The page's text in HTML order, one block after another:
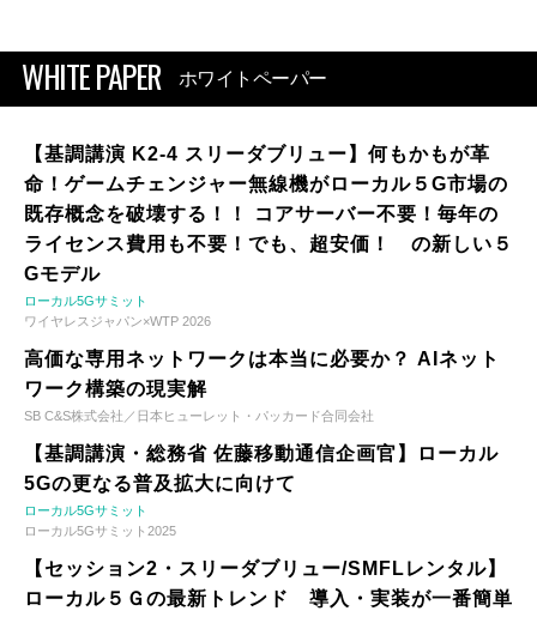
WHITE PAPER ホワイトペーパー
【基調講演 K2-4 スリーダブリュー】何もかもが革
命！ゲームチェンジャー無線機がローカル５G市場の
既存概念を破壊する！！ コアサーバー不要！毎年の
ライセンス費用も不要！でも、超安価！ の新しい５
Gモデル
ローカル5Gサミット
ワイヤレスジャパン×WTP 2026
高価な専用ネットワークは本当に必要か？ AIネット
ワーク構築の現実解
SB C&S株式会社／日本ヒューレット・パッカード合同会社
【基調講演・総務省 佐藤移動通信企画官】ローカル
5Gの更なる普及拡大に向けて
ローカル5Gサミット
ローカル5Gサミット2025
【セッション2・スリーダブリュー/SMFLレンタル】
ローカル５Ｇの最新トレンド 導入・実装が一番簡単